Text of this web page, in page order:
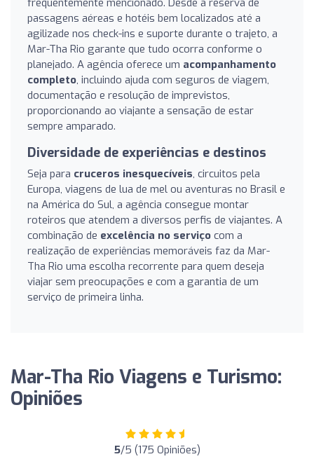
passagens aéreas e hotéis bem localizados até a
agilizade nos check-ins e suporte durante o trajeto, a
Mar-Tha Rio garante que tudo ocorra conforme o
planejado. A agência oferece um acompanhamento
completo, incluindo ajuda com seguros de viagem,
documentação e resolução de imprevistos,
proporcionando ao viajante a sensação de estar
sempre amparado.
Diversidade de experiências e destinos
Seja para cruceros inesquecíveis, circuitos pela
Europa, viagens de lua de mel ou aventuras no Brasil e
na América do Sul, a agência consegue montar
roteiros que atendem a diversos perfis de viajantes. A
combinação de excelência no serviço com a
realização de experiências memoráveis faz da Mar-
Tha Rio uma escolha recorrente para quem deseja
viajar sem preocupações e com a garantia de um
serviço de primeira linha.
Mar-Tha Rio Viagens e Turismo:
Opiniões
5/5 (175 Opiniões)